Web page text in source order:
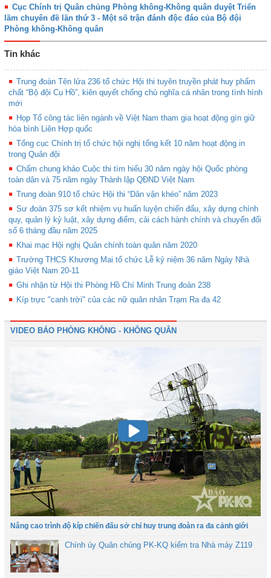
Cục Chính trị Quân chủng Phòng không-Không quân duyệt Triển
lãm chuyên đề lần thứ 3 - Một số trận đánh độc đáo của Bộ đội
Phòng không-Không quân
Tin khác
Trung đoàn Tên lửa 236 tổ chức Hội thi tuyên truyền phát huy phẩm
chất “Bộ đội Cụ Hồ”, kiên quyết chống chủ nghĩa cá nhân trong tình hình
mới
Họp Tổ công tác liên ngành về Việt Nam tham gia hoạt động gìn giữ
hòa bình Liên Hợp quốc
Tổng cục Chính trị tổ chức hội nghị tổng kết 10 năm hoạt động in
trong Quân đội
Chấm chung khảo Cuộc thi tìm hiểu 30 năm ngày hội Quốc phòng
toàn dân và 75 năm ngày Thành lập QĐND Việt Nam
Trung đoàn 910 tổ chức Hội thi “Dân vận khéo” năm 2023
Sư đoàn 375 sơ kết nhiệm vụ huấn luyện chiến đấu, xây dựng chính
quy, quản lý kỷ luật, xây dựng điểm, cải cách hành chính và chuyển đổi
số 6 tháng đầu năm 2025
Khai mạc Hội nghị Quân chính toàn quân năm 2020
Trường THCS Khương Mai tổ chức Lễ kỷ niệm 36 năm Ngày Nhà
giáo Việt Nam 20-11
Ghi nhận từ Hội thi Phòng Hồ Chí Minh Trung đoàn 238
Kíp trực "canh trời" của các nữ quân nhân Trạm Ra đa 42
VIDEO BÁO PHÒNG KHÔNG - KHÔNG QUÂN
Nâng cao trình độ kíp chiến đấu sở chỉ huy trung đoàn ra đa cảnh giới
Chính ủy Quân chủng PK-KQ kiểm tra Nhà máy Z119